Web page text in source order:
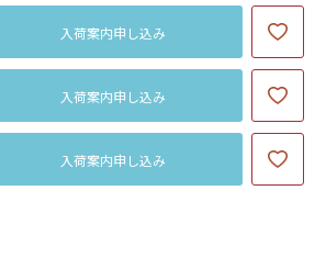
入荷案内申し込み
入荷案内申し込み
入荷案内申し込み